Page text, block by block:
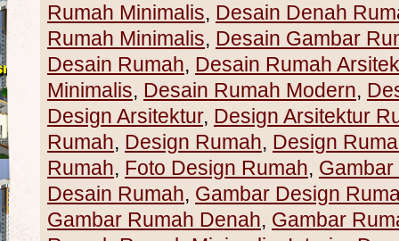
Rumah Minimalis, Desain Denah
Rumah Minimalis, Desain Gambar
Desain Rumah, Desain Rumah
Minimalis, Desain Rumah Modern,
Design Arsitektur, Design Arsitektur
Rumah, Design Rumah, Design
Rumah, Foto Design Rumah,
Desain Rumah, Gambar Design
Gambar Rumah Denah, Gambar